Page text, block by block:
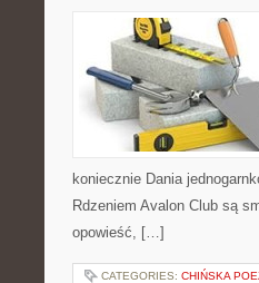
koniecznie Dania
Rdzeniem Avalon Club są
opowieść, […]
CATEGORIES: CHIŃSKA